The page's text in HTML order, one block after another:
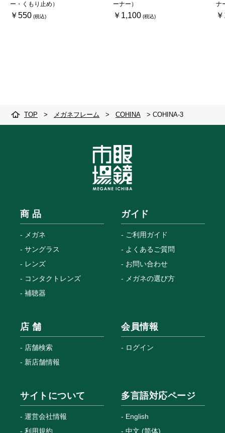
ー・くもり止め）
￥550
ーナー）
￥1,100
ナ
TOP > メガネフレーム > COHINA > COHINA-3
商 品
メガネ
サングラス
レンズ
コンタクトレンズ
補聴器
ガイド
ご利用ガイド
よくあるご質問
お問い合わせ
メガネの選び方
店 舗
店舗検索
新店舗情報
会員情報
ログイン
サイトについて
運営会社情報
利用規約
多言語対応ページ
English
中文 (简体)